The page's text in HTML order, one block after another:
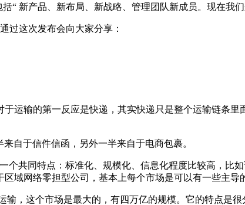
“ 新产品、新布局、新战略、管理团队新成员。现在我
过这次发布会向大家分享：
运输的第一反应是快递，其实快递只是整个运输链条
自于信件信函，另外一半来自于电商包裹。
共同特点：标准化、规模化、信息化程度比较高，比
域网络零担型公司，基本上每个市场是可以有一些主导
，这个市场是最大的，有四万亿的规模。它的特点是